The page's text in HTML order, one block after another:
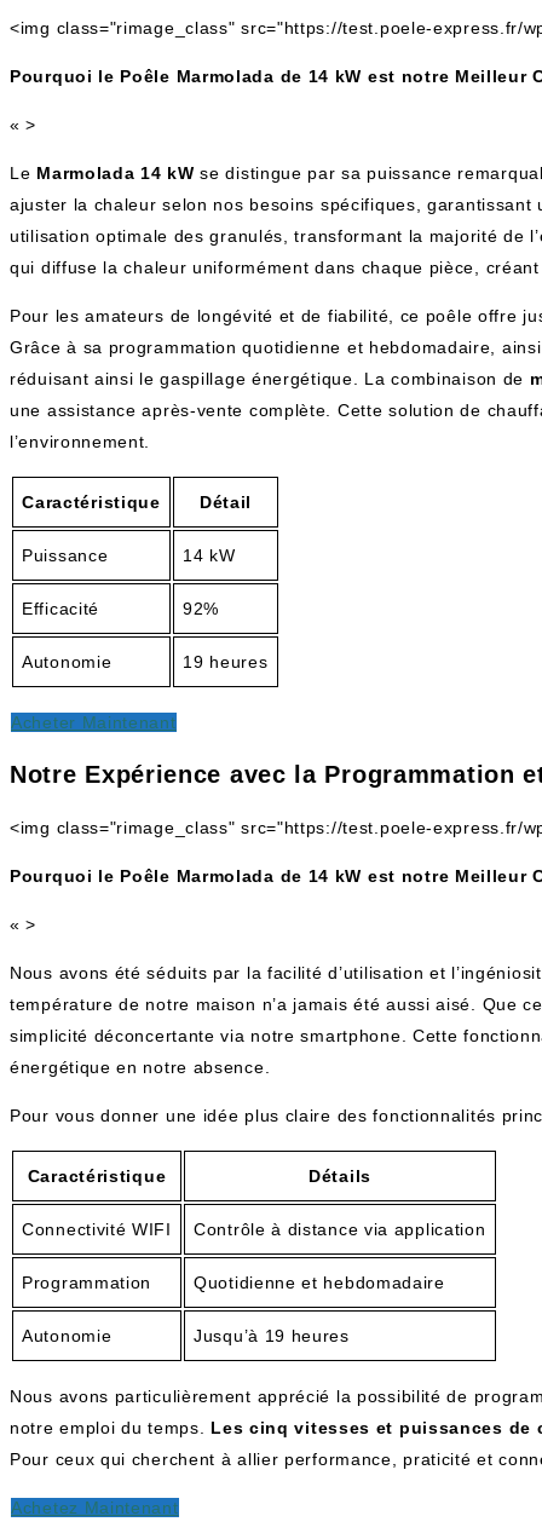
<img class="rimage_class" src="https://test.poele-express.fr/
Pourquoi le Poêle Marmolada de 14 kW est notre Meilleur
« >
Le Marmolada 14 kW se distingue par sa puissance
ajuster la chaleur selon nos besoins spécifiques, garantissant
utilisation optimale des granulés, transformant la majorité de
qui diffuse la chaleur uniformément dans chaque pièce,
Pour les amateurs de longévité et de fiabilité, ce poêle offre
Grâce à sa programmation quotidienne et hebdomadaire,
réduisant ainsi le gaspillage énergétique. La combinaison de
une assistance après-vente complète. Cette solution de
l’environnement.
Caractéristique Détail
Puissance 14 kW
Efficacité 92%
Autonomie 19 heures
Acheter Maintenant
Notre Expérience avec la Programmation
<img class="rimage_class" src="https://test.poele-express.fr/
Pourquoi le Poêle Marmolada de 14 kW est notre Meilleur
« >
Nous avons été séduits par la facilité d’utilisation et
température de notre maison n’a jamais été aussi aisé. Que
simplicité déconcertante via notre smartphone. Cette
énergétique en notre absence.
Pour vous donner une idée plus claire des fonctionnalités
Caractéristique Détails
Connectivité WIFI Contrôle à distance via application
Programmation Quotidienne et hebdomadaire
Autonomie Jusqu’à 19 heures
Nous avons particulièrement apprécié la possibilité de
notre emploi du temps. Les cinq vitesses et puissances de
Pour ceux qui cherchent à allier performance, praticité et
Achetez Maintenant